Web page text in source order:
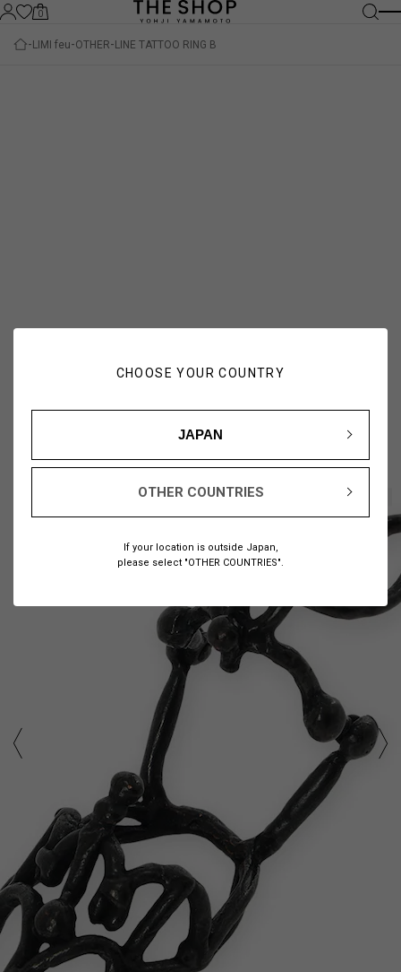
CHOOSE YOUR COUNTRY
JAPAN
OTHER COUNTRIES
If your location is outside Japan,
please select "OTHER COUNTRIES".
0
LIMI feu OTHER LINE TATTOO RING B